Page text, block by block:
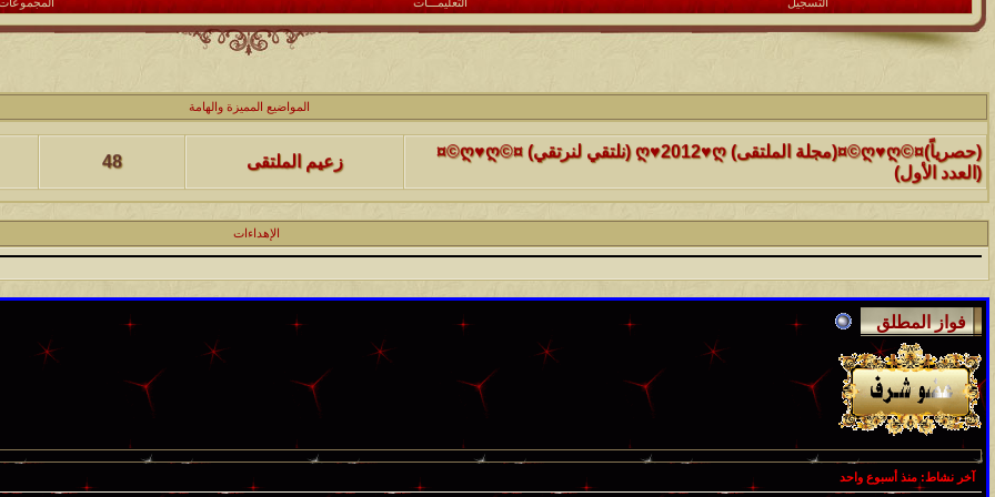
المواضيع المميزة والهامة الموضوع كاتب الموضوع مشاركات
(حصرياً)¤©ღ♥ღ©¤(مجلة الملتقى) ღ♥2012♥ღ (نلتقي لنرتقي) ¤©ღ♥ღ©¤
(العدد الأول)
زعيم الملتقى 48
الموضوع كاتب الموضوع مشاركات
التفسير
@@الملك@@ 17
الموضوع كاتب الموضوع مشاركات
حافز يستثني وساهريعم ويشمل؟
الحضرمي
كاتب الموضوع مشاركات
إثـبت وجـودك , لآتقرأ وترحل ,شآرك بـ رد أو موضوع !!
الميآسية
الموضوع كاتب الموضوع مشاركات
موقع يعلمك التجويد خطوة بخطوة بالصوت والصوره...
أبو عبدالله البسام 24
الإهداءات
آخر نشاط: منذ أسبوع واحد